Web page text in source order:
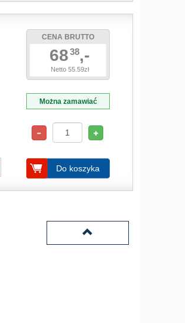
CENA BRUTTO
68 38,-
Netto 55.59zł
Można zamawiać
Do koszyka